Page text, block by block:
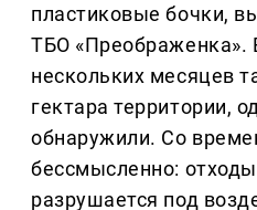
пластиковые бочки,
ТБО «Преображенка».
нескольких месяцев
гектара территории,
обнаружили. Со
бессмысленно:
разрушается под